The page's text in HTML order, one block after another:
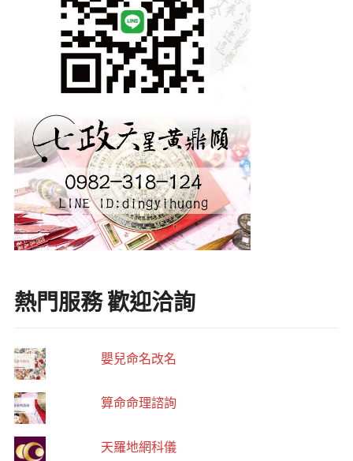
熱門服務 歡迎洽詢
嬰兒命名改名
算命命理諮詢
天羅地網科儀